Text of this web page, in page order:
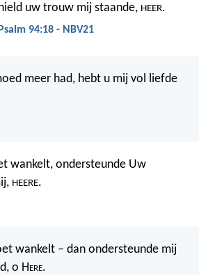
hield uw trouw mij staande, HEER.
Psalm 94:18 - NBV21
meer had, hebt u mij vol liefde
wankelt, ondersteunde Uw
HEERE.
wankelt – dan ondersteunde mij
o Here.